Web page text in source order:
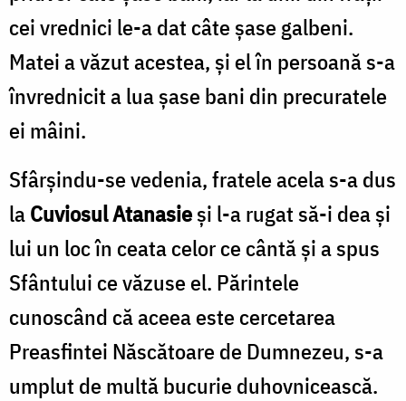
cei vrednici le-a dat câte șase galbeni.
Matei a văzut acestea, și el în persoană s-a
învrednicit a lua șase bani din precuratele
ei mâini.
Sfârșindu-se vedenia, fratele acela s-a dus
laCuviosul Atanasieși l-a rugat să-i dea și
lui un loc în ceata celor ce cântă și a spus
Sfântului ce văzuse el. Părintele
cunoscând că aceea este cercetarea
Preasfintei Născătoare de Dumnezeu, s-a
umplut de multă bucurie duhovnicească.